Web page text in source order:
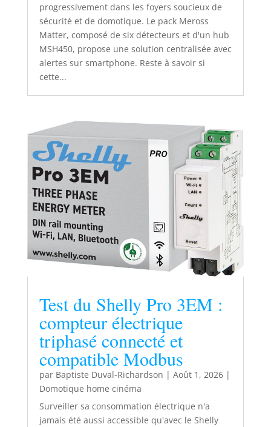
progressivement dans les foyers soucieux de
sécurité et de domotique. Le pack Meross
Matter, composé de six détecteurs et d'un hub
MSH450, propose une solution centralisée avec
alertes sur smartphone. Reste à savoir si
cette...
Test du Shelly Pro 3EM :
compteur électrique
triphasé connecté et
compatible Modbus
par Baptiste Duval-Richardson | Août 1, 2026|
Domotique home cinéma
Surveiller sa consommation électrique n'a
jamais été aussi accessible qu'avec le Shelly